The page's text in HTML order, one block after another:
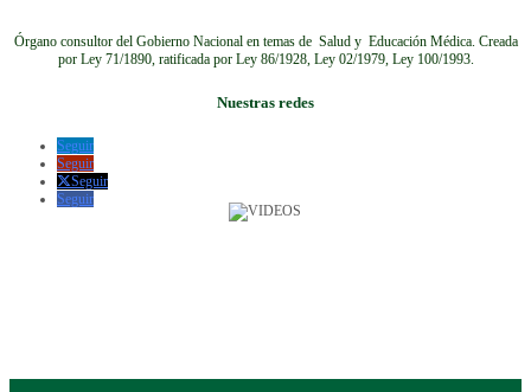
Órgano consultor del Gobierno Nacional en temas de Salud y Educación Médica. Creada
por Ley 71/1890, ratificada por Ley 86/1928, Ley 02/1979, Ley 100/1993.
Nuestras redes
Seguir
Seguir
Seguir
Seguir